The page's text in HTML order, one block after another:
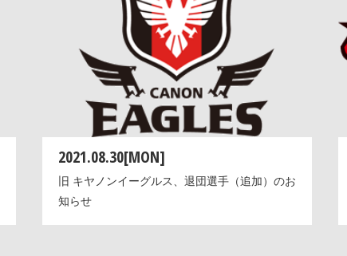
2021.08.30[MON]
旧 キヤノンイーグルス、退団選手（追加）のお
知らせ